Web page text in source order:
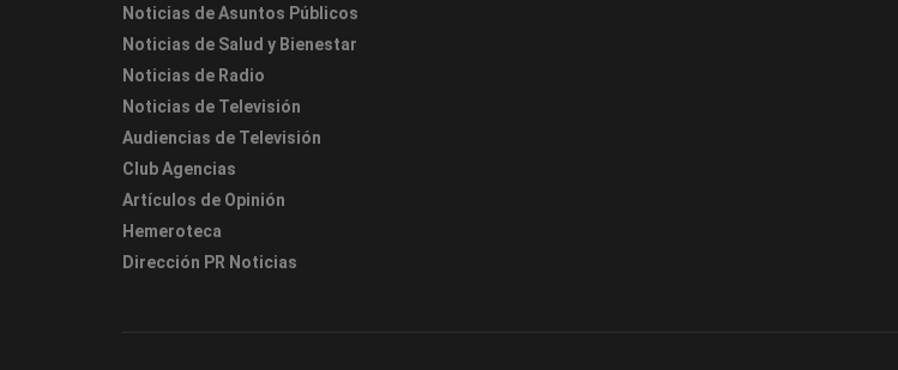
Noticias de Asuntos Públicos
Noticias de Salud y Bienestar
Noticias de Radio
Noticias de Televisión
Audiencias de Televisión
Club Agencias
Artículos de Opinión
Hemeroteca
Dirección PR Noticias